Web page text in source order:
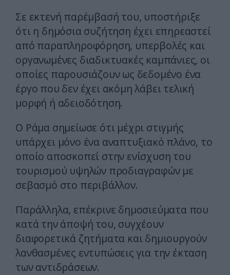
Σε εκτενή παρέμβασή του, υποστήριξε
ότι η δημόσια συζήτηση έχει επηρεαστεί
από παραπληροφόρηση, υπερβολές και
οργανωμένες διαδικτυακές καμπάνιες, οι
οποίες παρουσιάζουν ως δεδομένο ένα
έργο που δεν έχει ακόμη λάβει τελική
μορφή ή αδειοδότηση.
Ο Ράμα σημείωσε ότι μέχρι στιγμής
υπάρχει μόνο ένα αναπτυξιακό πλάνο, το
οποίο αποσκοπεί στην ενίσχυση του
τουρισμού υψηλών προδιαγραφών με
σεβασμό στο περιβάλλον.
Παράλληλα, επέκρινε δημοσιεύματα που
κατά την άποψή του, συγχέουν
διαφορετικά ζητήματα και δημιουργούν
λανθασμένες εντυπώσεις για την έκταση
των αντιδράσεων.